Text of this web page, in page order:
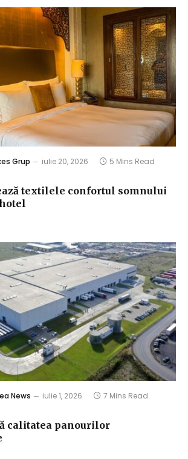
Grup iulie 20, 2026
5 Mins Read
textilele confortul somnului
News iulie 1, 2026
7 Mins Read
calitatea panourilor